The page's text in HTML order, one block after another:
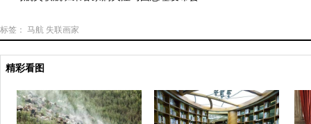
标签： 马航 失联画家
精彩看图